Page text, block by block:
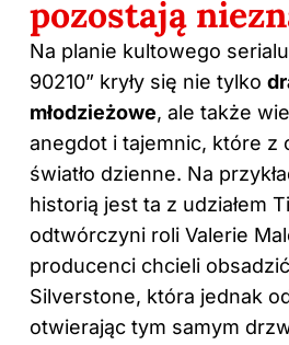
pozostają
Na planie kultowego
90210” kryły się nie tylko
młodzieżowe, ale także
anegdot i tajemnic, które z
światło dzienne. Na
historią jest ta z udziałem
odtwórczyni roli Valerie
producenci chcieli
Silverstone, która jednak
otwierając tym samym